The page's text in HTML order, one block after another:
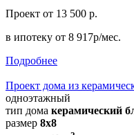
Проект от 13 500 р.
в ипотеку от 8 917р/мес.
Подробнее
Проект дома из
одноэтажный
тип дома керамический
размер 8х8